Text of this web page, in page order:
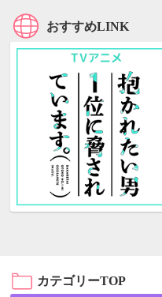
おすすめLINK
カテゴリーTOP